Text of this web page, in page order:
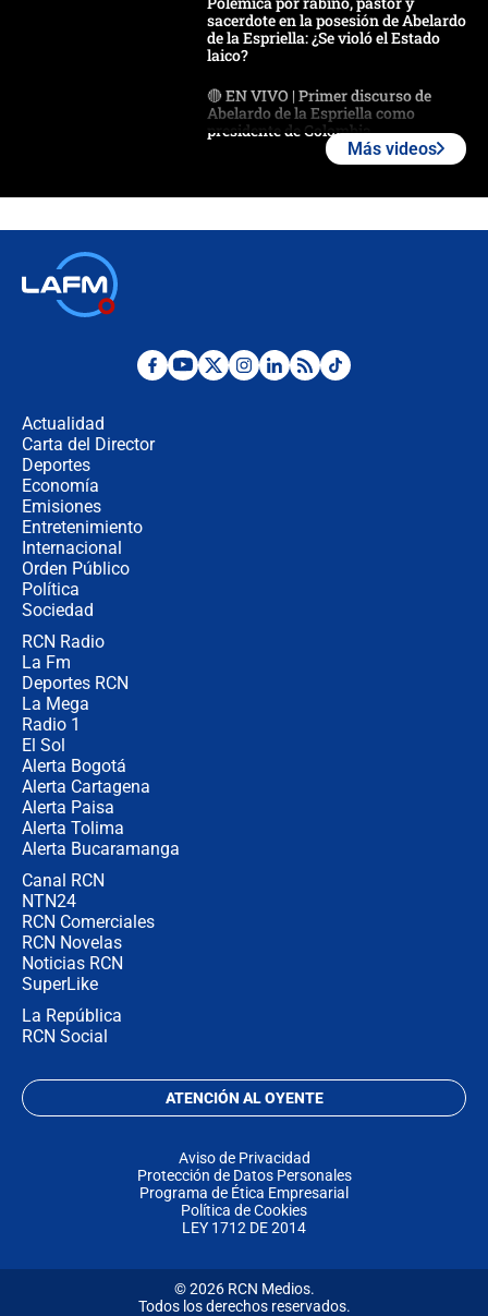
sacerdote en la posesión de Abelardo
de la Espriella: ¿Se violó el Estado
laico?
🔴 EN VIVO | Primer discurso de
Abelardo de la Espriella como
presidente de Colombia
Espriella en Cali inicia la
Desde dermatitis hasta infecciones:
Más videos
Actualidad
Carta del Director
Deportes
Economía
Emisiones
Entretenimiento
Internacional
Orden Público
Política
Sociedad
RCN Radio
La Fm
Deportes RCN
La Mega
Radio 1
El Sol
Alerta Bogotá
Alerta Cartagena
Alerta Paisa
Alerta Tolima
Alerta Bucaramanga
Canal RCN
NTN24
RCN Comerciales
RCN Novelas
Noticias RCN
SuperLike
La República
RCN Social
ATENCIÓN AL OYENTE
Aviso de Privacidad
Protección de Datos Personales
Programa de Ética Empresarial
Política de Cookies
LEY 1712 DE 2014
© 2026 RCN Medios.
Todos los derechos reservados.